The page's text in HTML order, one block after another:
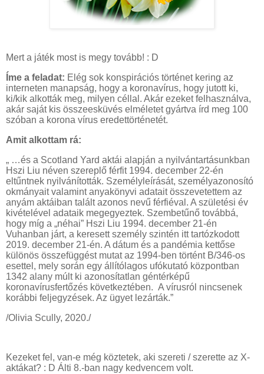
Mert a játék most is megy tovább! : D
Íme a feladat: Elég sok konspirációs történet kering az
interneten manapság, hogy a koronavírus, hogy jutott ki,
ki/kik alkották meg, milyen céllal. Akár ezeket felhasználva,
akár saját kis összeesküvés elméletet gyártva írd meg 100
szóban a korona vírus eredettörténetét.
Amit alkottam rá:
„ …és a Scotland Yard aktái alapján a nyilvántartásunkban
Hszi Liu néven szereplő férfit 1994. december 22-én
eltűntnek nyilvánították. Személyleírását, személyazonosító
okmányait valamint anyakönyvi adatait összevetettem az
anyám aktáiban talált azonos nevű férfiéval. A születési év
kivételével adataik megegyeztek. Szembetűnő továbbá,
hogy míg a „néhai” Hszi Liu 1994. december 21-én
Vuhanban járt, a keresett személy szintén itt tartózkodott
2019. december 21-én. A dátum és a pandémia kettőse
különös összefüggést mutat az 1994-ben történt B/346-os
esettel, mely során egy állítólagos ufókutató központban
1342 alany múlt ki azonosítatlan géntérképű
koronavírusfertőzés következtében. A vírusról nincsenek
korábbi feljegyzések. Az ügyet lezárták.”
/Olivia Scully, 2020./
Kezeket fel, van-e még köztetek, aki szereti / szerette az X-
aktákat? : D Álti 8.-ban nagy kedvencem volt.